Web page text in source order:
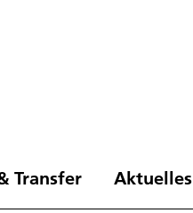
Transfer Aktuelles